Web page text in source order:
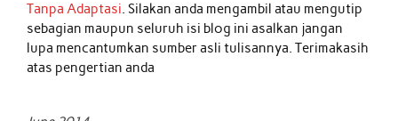
Tanpa Adaptasi. Silakan anda mengambil atau mengutip
sebagian maupun seluruh isi blog ini asalkan jangan
lupa mencantumkan sumber asli tulisannya. Terimakasih
atas pengertian anda